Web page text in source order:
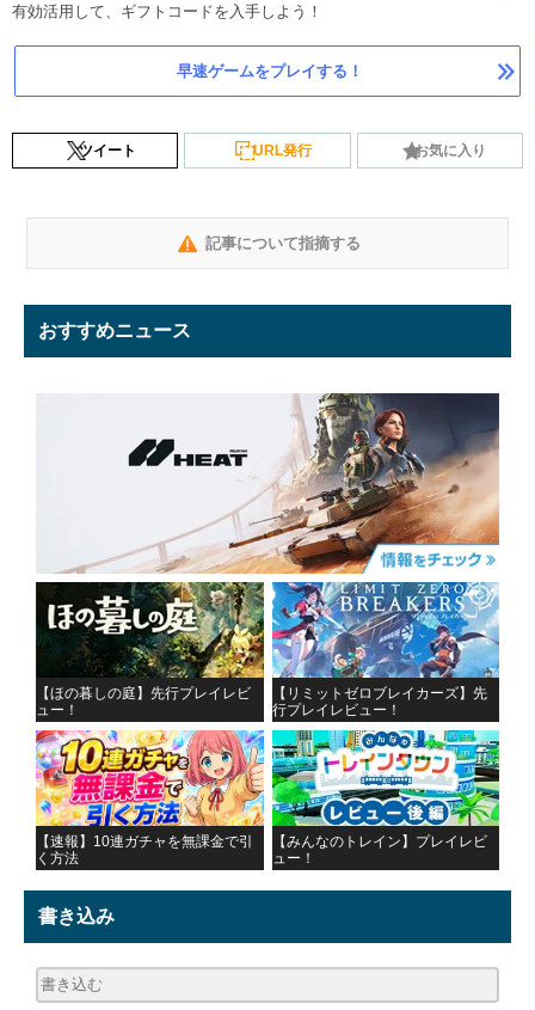
有効活用して、ギフトコードを入手しよう！
早速ゲームをプレイする！
ツイート URL発行 お気に入り
記事について指摘する
おすすめニュース
【ほの暮しの庭】先行プレイレビ
ュー！
【リミットゼロブレイカーズ】先
行プレイレビュー！
【速報】10連ガチャを無課金で引
く方法
【みんなのトレイン】プレイレビ
ュー！
書き込み